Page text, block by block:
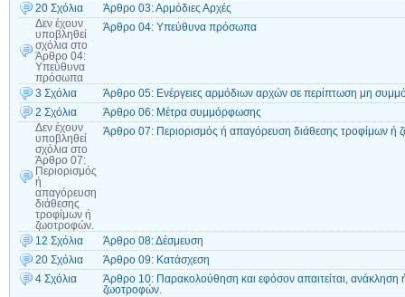
20 Σχόλια
Άρθρο 03: Αρμόδιες Αρχές
Δεν έχουν
υποβληθεί
σχόλια στο
Άρθρο 04:
Υπεύθυνα
πρόσωπα
Άρθρο 04: Υπεύθυνα πρόσωπα
3 Σχόλια
Άρθρο 05: Ενέργειες αρμόδιων αρχών σε περίπτωση μη
2 Σχόλια
Άρθρο 06: Μέτρα συμμόρφωσης
Δεν έχουν
υποβληθεί
σχόλια στο
Άρθρο 07:
Περιορισμός
ή
απαγόρευση
διάθεσης
τροφίμων ή
ζωοτροφών.
Άρθρο 07: Περιορισμός ή απαγόρευση διάθεσης τροφίμων ή
12 Σχόλια
Άρθρο 08: Δέσμευση
20 Σχόλια
Άρθρο 09: Κατάσχεση
4 Σχόλια
Άρθρο 10: Παρακολούθηση και εφόσον απαιτείται,
ζωοτροφών.